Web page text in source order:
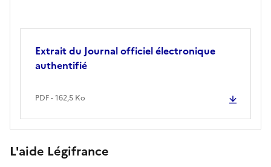
Extrait du Journal officiel électronique
authentifié
PDF - 162,5 Ko
L'aide Légifrance